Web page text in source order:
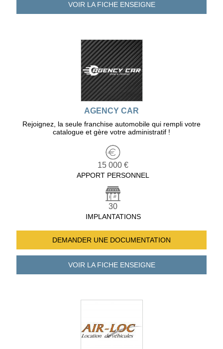
VOIR LA FICHEENSEIGNE
AGENCY CAR
Rejoignez, la seule franchise automobile qui rempli votre
catalogue et gère votre administratif !
15 000 €
APPORT PERSONNEL
30
IMPLANTATIONS
DEMANDER UNE DOCUMENTATION
VOIR LA FICHEENSEIGNE